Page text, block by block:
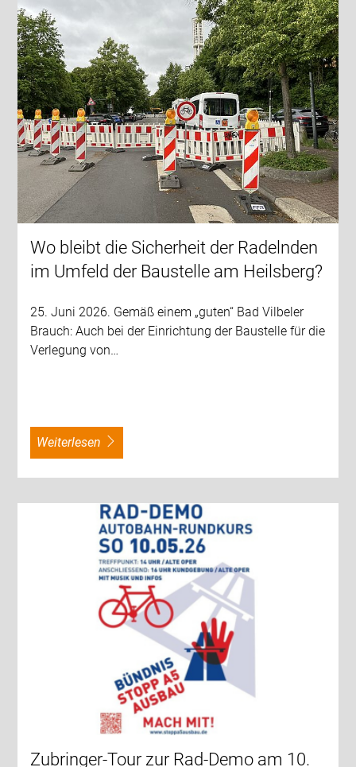
Wo bleibt die Sicherheit der Radelnden
im Umfeld der Baustelle am Heilsberg?
25. Juni 2026. Gemäß einem „guten“ Bad Vilbeler
Brauch: Auch bei der Einrichtung der Baustelle für die
Verlegung von…
weiterlesen
Zubringer-Tour zur Rad-Demo am 10.